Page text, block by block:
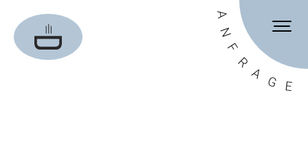
A
N
F
R
A
G E
Weihnachtsfeier-Catering
Event-Catering